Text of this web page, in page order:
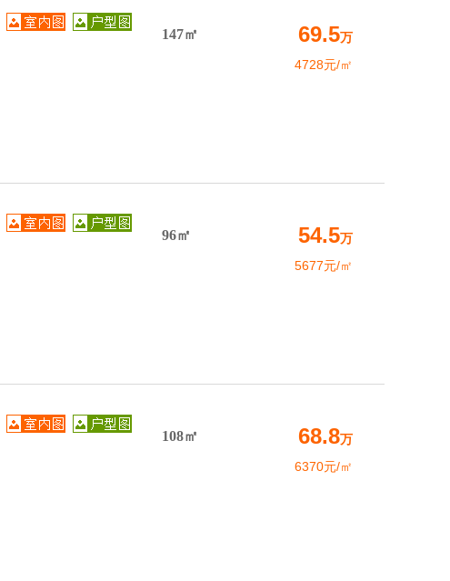
147㎡ 69.5万
4728元/㎡
96㎡ 54.5万
5677元/㎡
108㎡ 68.8万
6370元/㎡